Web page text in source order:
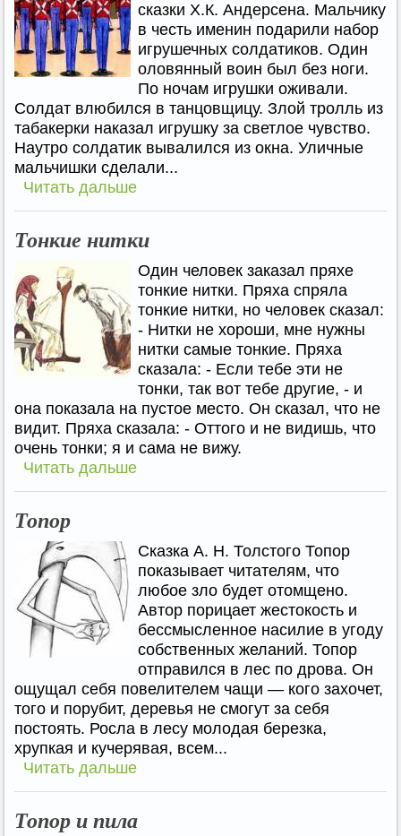
сказки Х.К. Андерсена. Мальчику
в честь именин подарили набор
игрушечных солдатиков. Один
оловянный воин был без ноги.
По ночам игрушки оживали.
Солдат влюбился в танцовщицу. Злой тролль из
табакерки наказал игрушку за светлое чувство.
Наутро солдатик вывалился из окна. Уличные
мальчишки сделали...
Читать дальше
Тонкие нитки
Один человек заказал пряхе
тонкие нитки. Пряха спряла
тонкие нитки, но человек сказал:
- Нитки не хороши, мне нужны
нитки самые тонкие. Пряха
сказала: - Если тебе эти не
тонки, так вот тебе другие, - и
она показала на пустое место. Он сказал, что не
видит. Пряха сказала: - Оттого и не видишь, что
очень тонки; я и сама не вижу.
Читать дальше
Топор
Сказка А. Н. Толстого Топор
показывает читателям, что
любое зло будет отомщено.
Автор порицает жестокость и
бессмысленное насилие в угоду
собственных желаний. Топор
отправился в лес по дрова. Он
ощущал себя повелителем чащи — кого захочет,
того и порубит, деревья не смогут за себя
постоять. Росла в лесу молодая березка,
хрупкая и кучерявая, всем...
Читать дальше
Топор и пила